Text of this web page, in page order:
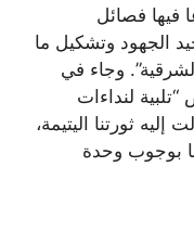
مبادرة دعا فيها فصائل
الجهود وتشكيل ما
وجاء في
لنداءات
ثورتنا اليتيمة،
بوجوب وحدة